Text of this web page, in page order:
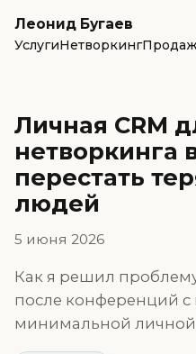
Леонид Бугаев
УслугиНетворкинг
Личная CRM
нетворкинга
перестать
людей
5 июня 2026
Как я решил
после конференций
минимальной личной